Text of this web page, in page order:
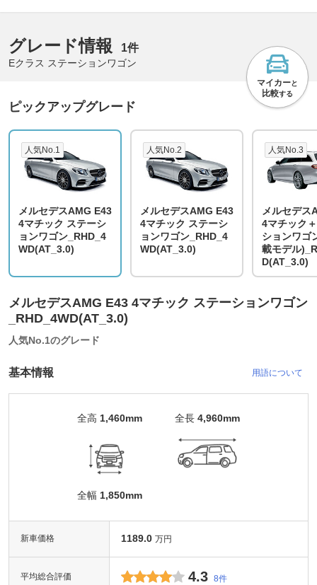
グレード情報 1件
Eクラス ステーションワゴン
マイカーと
比較する
ピックアップグレード
人気No.1
メルセデスAMG E43
4マチック ステーシ
ョンワゴン_RHD_4
WD(AT_3.0)
人気No.2
メルセデスAMG E43
4マチック ステーシ
ョンワゴン_RHD_4
WD(AT_3.0)
人気No.3
メルセデス
4マチック
ションワゴ
載モデル
D(AT_3.0)
メルセデスAMG E43 4マチック ステーションワゴン
_RHD_4WD(AT_3.0)
人気No.1のグレード
基本情報 用語について
全高 1,460mm
全幅 1,850mm
全長 4,960mm
新車価格 1189.0 万円
平均総合評価 4.3 8件